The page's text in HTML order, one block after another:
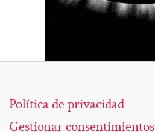
Política de privacidad
Gestionar consentimientos